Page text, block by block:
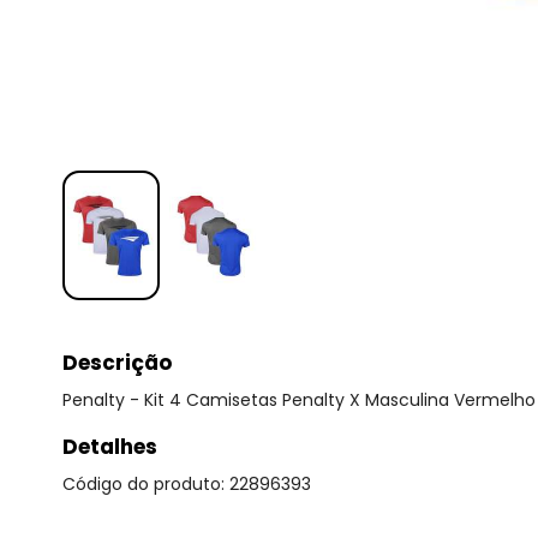
Descrição
Penalty - Kit 4 Camisetas Penalty X Masculina Vermelho
Detalhes
Código do produto: 22896393